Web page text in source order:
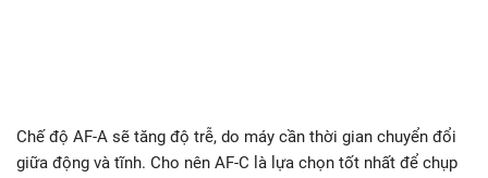
Chế độ AF-A sẽ tăng độ trễ, do máy cần thời gian chuyển đổi
giữa động và tĩnh. Cho nên AF-C là lựa chọn tốt nhất để chụp